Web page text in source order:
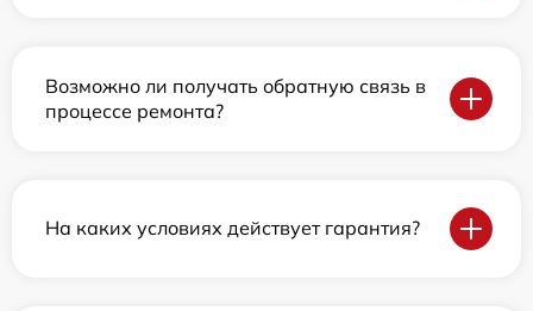
Возможно ли получать обратную связь в
процессе ремонта?
На каких условиях действует гарантия?